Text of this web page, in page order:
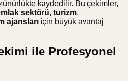
kaydedilir. Bu çekimler,
sektörü, turizm,
ajansları için büyük avantaj
ile Profesyonel